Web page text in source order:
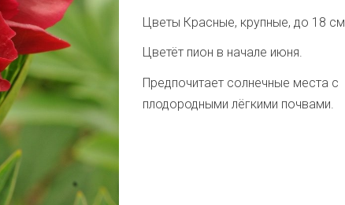
Цветы Красные, крупные, до 18 см.
Цветёт пион в начале июня.
Предпочитает солнечные места с
плодородными лёгкими почвами.